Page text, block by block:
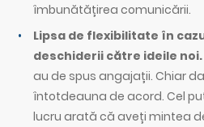
îmbunătățirea comunicării.
Lipsa de flexibilitate în
deschiderii către ideile noi.
au de spus angajații. Chiar
întotdeauna de acord. Cel
lucru arată că aveți mintea